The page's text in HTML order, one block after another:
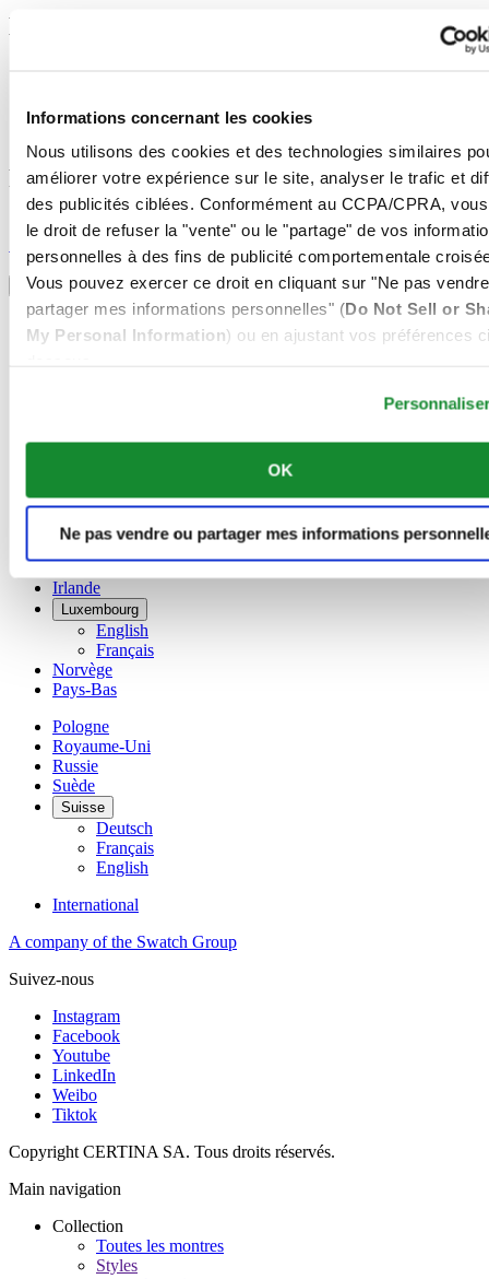
Informations concernant les cookies
Nous utilisons des cookies et des technologies similaires
améliorer votre expérience sur le site, analyser le trafic et
des publicités ciblées. Conformément au CCPA/CPRA,
le droit de refuser la "vente" ou le "partage" de vos
personnelles à des fins de publicité comportementale
Vous pouvez exercer ce droit en cliquant sur "Ne pas
partager mes informations personnelles" (Do Not Sell or
My Personal Information) ou en ajustant vos préférences
OK
Ne pas vendre ou partager mes informations
Mentions légales
Informations concernant les cookies
Rejoignez le club CERTINA
S'inscrire pour recevoir des informations exclusives
Sélectionner un pays/une région
Sélecteur de langue
Allemagne
Autriche
English
Espagne
Finlande
France
Irlande
Luxembourg
English
Français
Norvège
Pays-Bas
Pologne
Royaume-Uni
Russie
Suède
Suisse
Deutsch
Français
English
International
A company of the Swatch Group
Suivez-nous
Instagram
Facebook
Youtube
LinkedIn
Weibo
Tiktok
Copyright CERTINA SA. Tous droits réservés.
Main navigation
Collection
Toutes les montres
Styles